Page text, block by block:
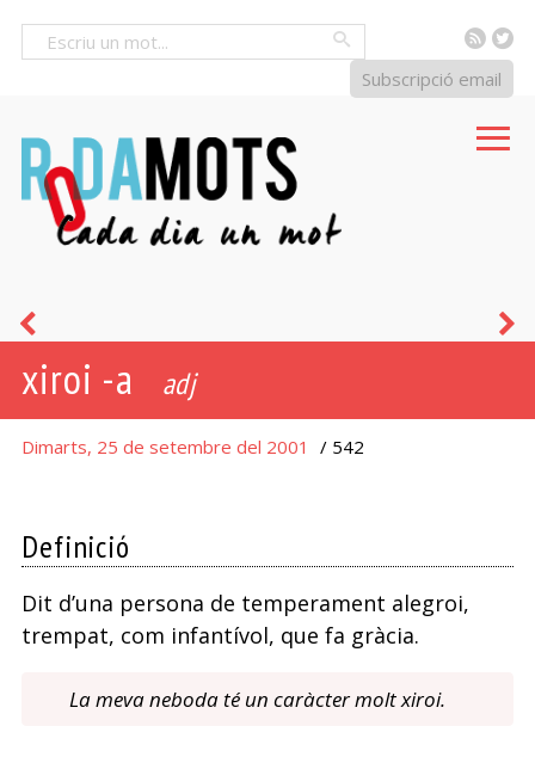
RSS
Subscripció email
xiroi -a adj
Dimarts, 25 de setembre del 2001 / 542
Definició
Dit d’una persona de temperament alegroi,
trempat, com infantívol, que fa gràcia.
La meva neboda té un caràcter molt xiroi.
fer
via